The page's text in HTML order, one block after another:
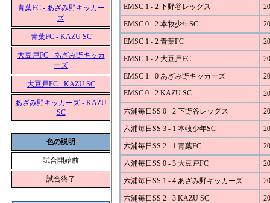
青葉FC - あざみ野キッカー
ズ
青葉FC - KAZU SC
大豆戸FC - あざみ野キッカ
ーズ
大豆戸FC - KAZU SC
あざみ野キッカーズ - KAZU
SC
色の説明
試合開始前
試合終了
EMSC 1 - 2 下野谷レッグス
EMSC 0 - 2 本牧少年SC
EMSC 1 - 2 青葉FC
EMSC 1 - 2 大豆戸FC
EMSC 1 - 0 あざみ野キッカーズ
EMSC 0 - 2 KAZU SC
六浦毎日SS 0 - 2 下野谷レッグス
六浦毎日SS 3 - 1 本牧少年SC
六浦毎日SS 2 - 1 青葉FC
六浦毎日SS 0 - 3 大豆戸FC
六浦毎日SS 1 - 4 あざみ野キッカーズ
六浦毎日SS 2 - 3 KAZU SC